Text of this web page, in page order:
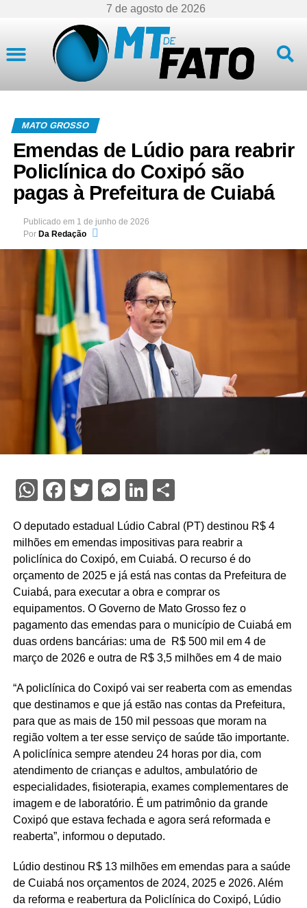
7 de agosto de 2026
MATO GROSSO
Emendas de Lúdio para reabrir
Policlínica do Coxipó são
pagas à Prefeitura de Cuiabá
Publicado em 1 de junho de 2026
Por Da Redação
WhatsApp
Facebook
Twitter
Messenger
LinkedIn
Share
O deputado estadual Lúdio Cabral (PT) destinou R$ 4
milhões em emendas impositivas para reabrir a
policlínica do Coxipó, em Cuiabá. O recurso é do
orçamento de 2025 e já está nas contas da Prefeitura de
Cuiabá, para executar a obra e comprar os
equipamentos. O Governo de Mato Grosso fez o
pagamento das emendas para o município de Cuiabá em
duas ordens bancárias: uma de R$ 500 mil em 4 de
março de 2026 e outra de R$ 3,5 milhões em 4 de maio
“A policlínica do Coxipó vai ser reaberta com as emendas
que destinamos e que já estão nas contas da Prefeitura,
para que as mais de 150 mil pessoas que moram na
região voltem a ter esse serviço de saúde tão importante.
A policlínica sempre atendeu 24 horas por dia, com
atendimento de crianças e adultos, ambulatório de
especialidades, fisioterapia, exames complementares de
imagem e de laboratório. É um patrimônio da grande
Coxipó que estava fechada e agora será reformada e
reaberta”, informou o deputado.
Lúdio destinou R$ 13 milhões em emendas para a saúde
de Cuiabá nos orçamentos de 2024, 2025 e 2026. Além
da reforma e reabertura da Policlínica do Coxipó, Lúdio